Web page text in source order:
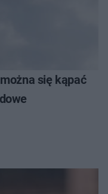
się kąpać